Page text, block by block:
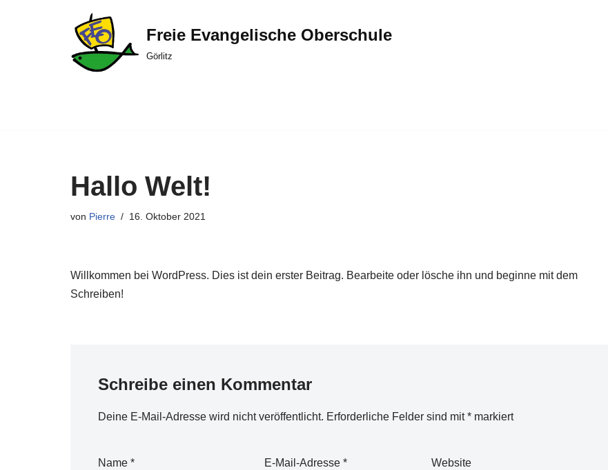
Freie Evangelische Oberschule
Görlitz
Hallo Welt!
von Pierre 16. Oktober 2021
Willkommen bei WordPress. Dies ist dein erster Beitrag. Bearbeite oder lösche ihn und beginne mit dem
Schreiben!
Schreibe einen Kommentar
Deine E-Mail-Adresse wird nicht veröffentlicht. Erforderliche Felder sind mit* markiert
Name * E-Mail-Adresse* Website